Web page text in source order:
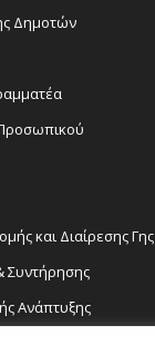
Δημοτών
και Διαίρεσης Γης
Συντήρησης
Ανάπτυξης